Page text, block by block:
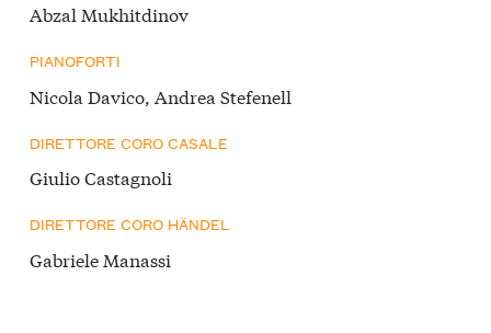
Abzal Mukhitdinov
PIANOFORTI
Nicola Davico, Andrea Stefenell
DIRETTORE CORO CASALE
Giulio Castagnoli
DIRETTORE CORO HÄNDEL
Gabriele Manassi